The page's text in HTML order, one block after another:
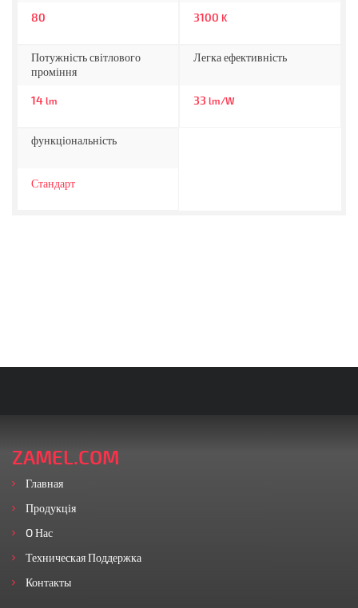
80 3100 K
Потужність світлового
проміння
14 lm
Легка ефективність
33 lm/W
функціональність
Стандарт
ZAMEL.COM
Главная
Продукція
O Нас
Техническая Поддержка
Контакты